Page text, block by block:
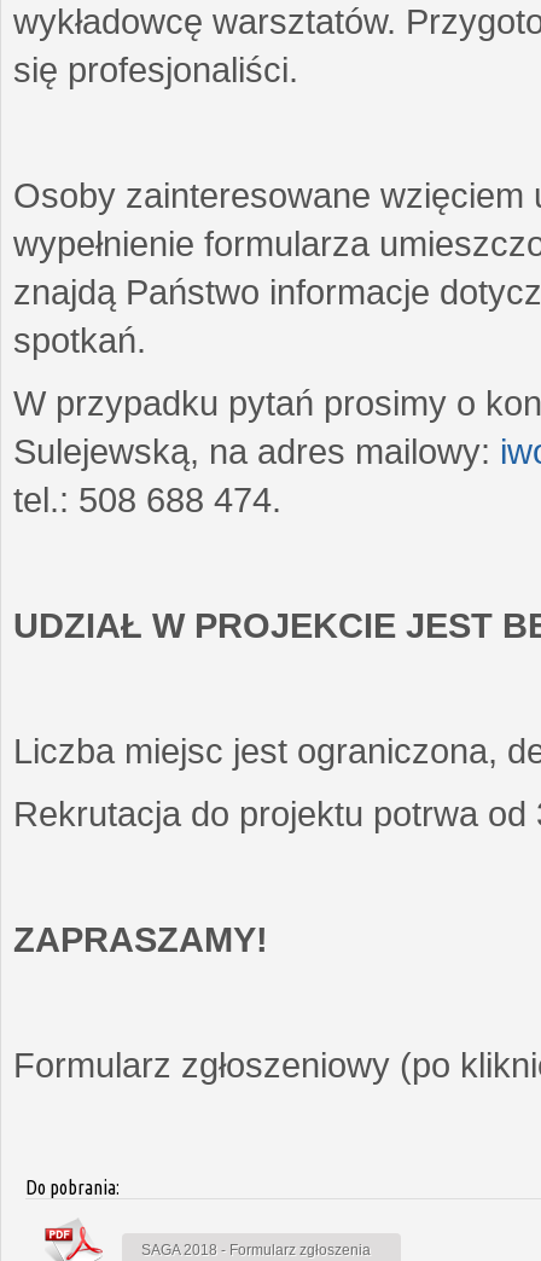
wykładowcę warsztatów.
się profesjonaliści.
Osoby zainteresowane wzięciem
wypełnienie formularza
znajdą Państwo informacje
spotkań.
W przypadku pytań prosimy o
Sulejewską, na adres mailowy:
tel.: 508 688 474.
UDZIAŁ W PROJEKCIE JEST
Liczba miejsc jest ograniczona,
Rekrutacja do projektu potrwa
ZAPRASZAMY!
Formularz zgłoszeniowy (po
Do pobrania:
SAGA 2018 - Formularz zgłoszenia